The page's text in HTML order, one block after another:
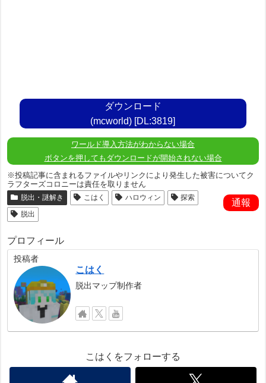
ダウンロード
(mcworld) [DL:3819]
ワールド導入方法がわからない場合
ボタンを押してもダウンロードが開始されない場合
※投稿記事に含まれるファイルやリンクにより発生した被害についてク
ラフターズコロニーは責任を取りません
通報
脱出・謎解き こはく ハロウィン
探索
脱出
プロフィール
投稿者
こはく
脱出マップ制作者
こはくをフォローする